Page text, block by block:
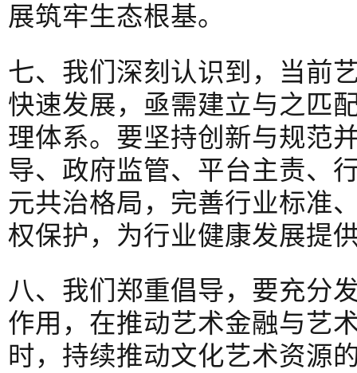
展筑牢生态根基。
七、我们深刻认识到，当前
快速发展，亟需建立与之匹
理体系。要坚持创新与规范
导、政府监管、平台主责、
元共治格局，完善行业标准
权保护，为行业健康发展提
八、我们郑重倡导，要充分
作用，在推动艺术金融与艺
时，持续推动文化艺术资源